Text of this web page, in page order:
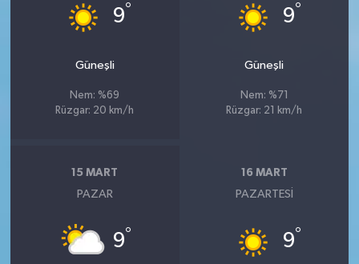
9°
Güneşli
Nem: %69
Rüzgar: 20 km/h
9°
Güneşli
Nem: %71
Rüzgar: 21 km/h
15 MART
PAZAR
9°
16 MART
PAZARTESI
9°